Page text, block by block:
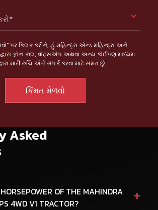
પર ક્લિક કરીને, હું મહિન્દ્રા એન્ડ મહિન્દ્રા અને
ફોન કૉલ, વોટ્સએપ અથવા અન્ય કોઈપણ માધ્યમ
મારી રુચિ અંગે સંપર્ક કરવા માટે સંમત છું.
Asked
OF THE MAHINDRA
4WD V1 TRACTOR?
+